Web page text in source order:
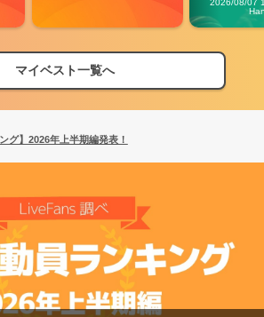
2026/08/07
マイベスト一覧へ
グ】2026年上半期編発表！
ェス情報はここから！
グ】2026年上半期編発表！